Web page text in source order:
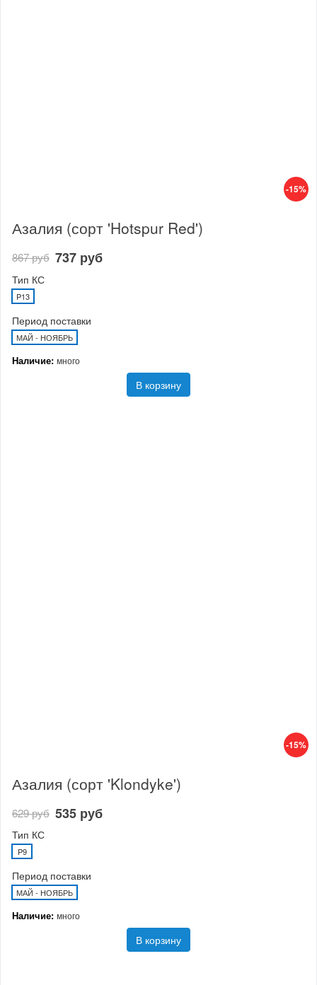
-15%
Азалия (сорт 'Hotspur Red')
867 руб 737 руб
Тип КС
P13
Период поставки
МАЙ - НОЯБРЬ
Наличие: много
В корзину
-15%
Азалия (сорт 'Klondyke')
629 руб 535 руб
Тип КС
P9
Период поставки
МАЙ - НОЯБРЬ
Наличие: много
В корзину